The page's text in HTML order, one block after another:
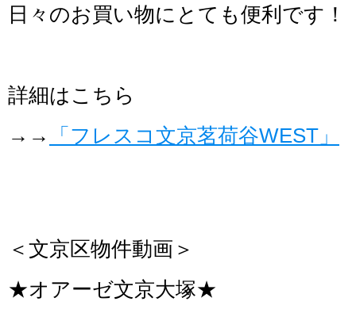
日々のお買い物にとても便利です！
詳細はこちら
→→
「フレスコ文京茗荷谷WEST」
＜文京区物件動画＞
★オアーゼ文京大塚★